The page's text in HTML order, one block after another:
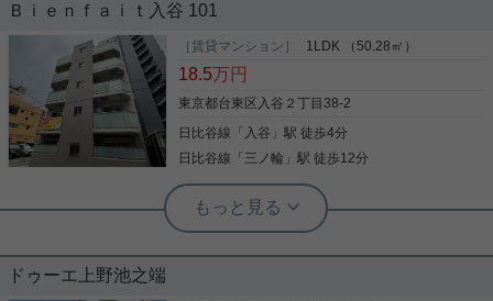
人気の谷根千エリアにあるマンション フルオープン
にして14帖のお部屋としても使える1LDKのお部屋
です 洋室にはウォークインクローゼットがついてい
ます お部屋の使い方はあなた次第です この部屋に住
さい 是非一度、ご覧になってください ご興味のある
方はお気軽にお問い合わせください ご連絡お待ちし
写真(9)
Ｂｉｅｎｆａｉｔ入谷 101
［賃貸マンション］ 1LDK （50.28㎡）
18.5万円
東京都台東区入谷２丁目38-2
日比谷線 「 入谷 」駅 徒歩4分
日比谷線 「 三ノ輪 」駅 徒歩12分
根津駅前センター（実用根津ホーム株式会社 根津駅前センター） スタ
ッフ小西
新築で礼金無し！
ドゥーエ上野池之端